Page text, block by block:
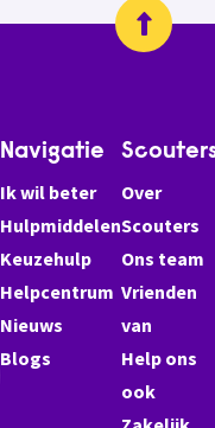
Navigatie
Ik wil beter
Hulpmiddelen
Keuzehulp
Helpcentrum
Nieuws
Blogs
Over
Scouters
Ons team
Vrienden
van
Help ons
ook